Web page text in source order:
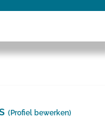
( Profiel bewerken)